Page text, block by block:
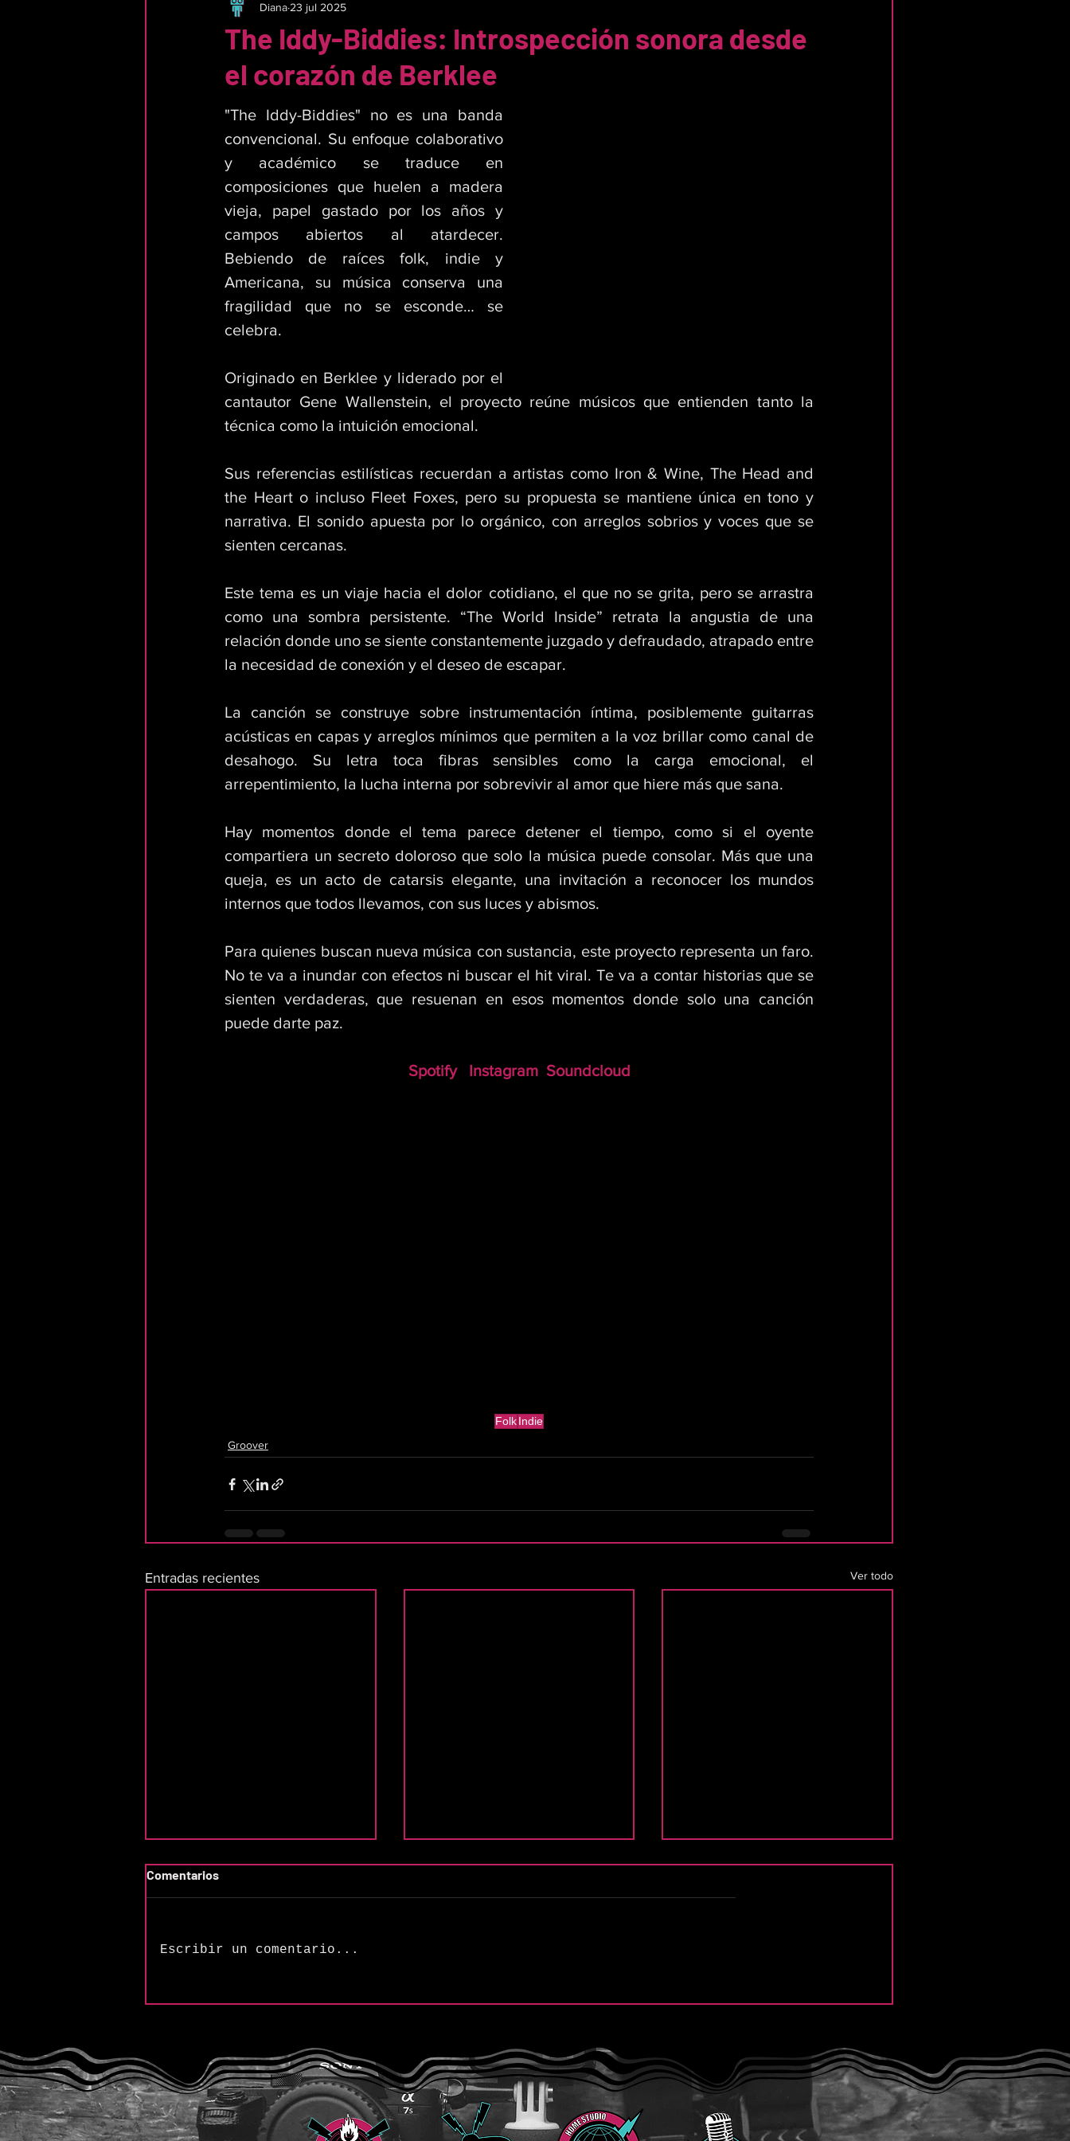
The Iddy-Biddies: Introspección sonora desde
el corazón de Berklee
Diana 23 jul 2025
"The Iddy-Biddies" no es una banda
convencional. Su enfoque colaborativo
y académico se traduce en
composiciones que huelen a madera
vieja, papel gastado por los años y
campos abiertos al atardecer.
Bebiendo de raíces folk, indie y
Americana, su música conserva una
fragilidad que no se esconde… se
celebra.
Originado en Berklee y liderado por el
cantautor Gene Wallenstein, el proyecto reúne músicos que entienden tanto la
técnica como la intuición emocional.
Sus referencias estilísticas recuerdan a artistas como Iron & Wine, The Head and
the Heart o incluso Fleet Foxes, pero su propuesta se mantiene única en tono y
narrativa. El sonido apuesta por lo orgánico, con arreglos sobrios y voces que se
sienten cercanas.
Este tema es un viaje hacia el dolor cotidiano, el que no se grita, pero se arrastra
como una sombra persistente. “The World Inside” retrata la angustia de una
relación donde uno se siente constantemente juzgado y defraudado, atrapado entre
la necesidad de conexión y el deseo de escapar.
La canción se construye sobre instrumentación íntima, posiblemente guitarras
acústicas en capas y arreglos mínimos que permiten a la voz brillar como canal de
desahogo. Su letra toca fibras sensibles como la carga emocional, el
arrepentimiento, la lucha interna por sobrevivir al amor que hiere más que sana.
Hay momentos donde el tema parece detener el tiempo, como si el oyente
compartiera un secreto doloroso que solo la música puede consolar. Más que una
queja, es un acto de catarsis elegante, una invitación a reconocer los mundos
internos que todos llevamos, con sus luces y abismos.
Para quienes buscan nueva música con sustancia, este proyecto representa un faro.
No te va a inundar con efectos ni buscar el hit viral. Te va a contar historias que se
sienten verdaderas, que resuenan en esos momentos donde solo una canción
puede darte paz.
Spotify Instagram Soundcloud
FolkIndie
Groover
Entradas recientes Ver todo
Comentarios
Escribir un comentario...